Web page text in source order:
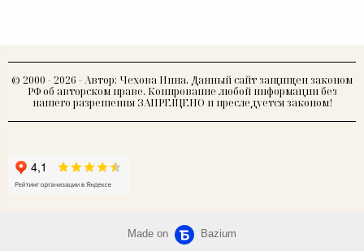
© 2000 - 2026 - Автор: Чехова Инна. Данный сайт защищен законом
РФ об авторском праве. Копирование любой информации без
нашего разрешения ЗАПРЕЩЕНО и преследуется законом!
Made on Bazium